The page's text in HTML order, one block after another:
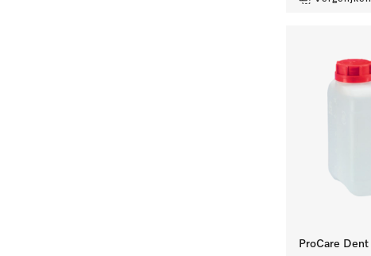
ProCare Dent